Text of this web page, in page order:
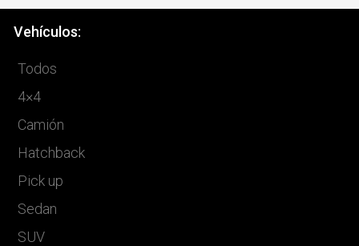
Vehículos:
Todos
4×4
Camión
Hatchback
Pick up
Sedan
SUV